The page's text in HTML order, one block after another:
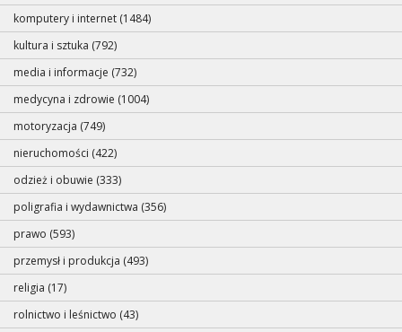
komputery i internet (1484)
kultura i sztuka (792)
media i informacje (732)
medycyna i zdrowie (1004)
motoryzacja (749)
nieruchomości (422)
odzież i obuwie (333)
poligrafia i wydawnictwa (356)
prawo (593)
przemysł i produkcja (493)
religia (17)
rolnictwo i leśnictwo (43)